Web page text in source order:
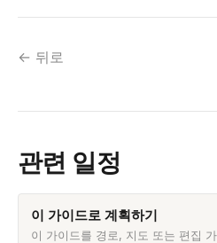
← 뒤로
관련 일정
이 가이드로 계획하기
이 가이드를 경로, 지도 또는 편집